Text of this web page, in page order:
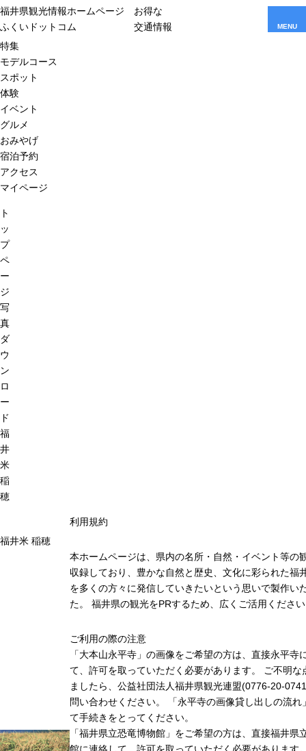
福井県観光情報ホームページ
ふくいドットコム
お得な
交通情報
MENU
特集
モデルコース
スポット
体験
イベント
グルメ
おみやげ
宿泊予約
アクセス
マイページ
ト
ッ
プ
ペ
ー
ジ
写
真
ダ
ウ
ン
ロ
ー
ド
福
井
米
稲
穂
福井米 稲穂
利用規約
本ホームページは、県内の名所・自然・イベント等の
収録しており、豊かな自然と歴史、文化に彩られた福
を多くの方々に発信していきたいという思いで製作い
た。 福井県の観光をPRするため、広くご活用くださ
ご利用の際の注意
「大本山永平寺」の画像をご希望の方は、直接永平寺
て、許可を取っていただく必要があります。 ご不明な
ましたら、公益社団法人福井県観光連盟(0776-20-
問い合わせください。 「永平寺の画像貸し出しの流れ
て手続きをとってください。
「福井県立恐竜博物館」をご希望の方は、直接福井県